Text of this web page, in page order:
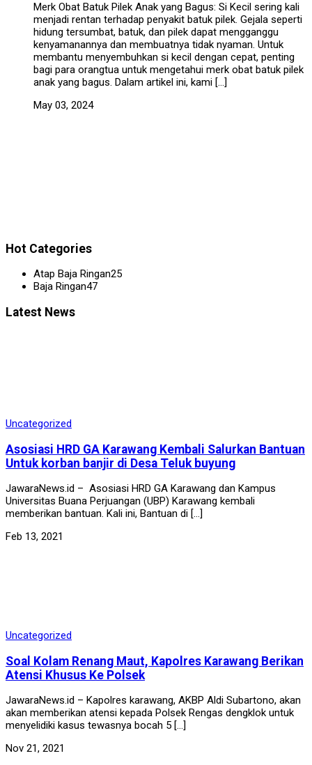
Merk Obat Batuk Pilek Anak yang Bagus: Si Kecil sering kali
menjadi rentan terhadap penyakit batuk pilek. Gejala seperti
hidung tersumbat, batuk, dan pilek dapat mengganggu
kenyamanannya dan membuatnya tidak nyaman. Untuk
membantu menyembuhkan si kecil dengan cepat, penting
bagi para orangtua untuk mengetahui merk obat batuk pilek
anak yang bagus. Dalam artikel ini, kami […]
May 03, 2024
Hot Categories
Atap Baja Ringan25
Baja Ringan47
Latest News
Uncategorized
Asosiasi HRD GA Karawang Kembali Salurkan Bantuan
Untuk korban banjir di Desa Teluk buyung
JawaraNews.id – Asosiasi HRD GA Karawang dan Kampus
Universitas Buana Perjuangan (UBP) Karawang kembali
memberikan bantuan. Kali ini, Bantuan di […]
Feb 13, 2021
Uncategorized
Soal Kolam Renang Maut, Kapolres Karawang Berikan
Atensi Khusus Ke Polsek
JawaraNews.id – Kapolres karawang, AKBP Aldi Subartono, akan
akan memberikan atensi kepada Polsek Rengas dengklok untuk
menyelidiki kasus tewasnya bocah 5 […]
Nov 21, 2021